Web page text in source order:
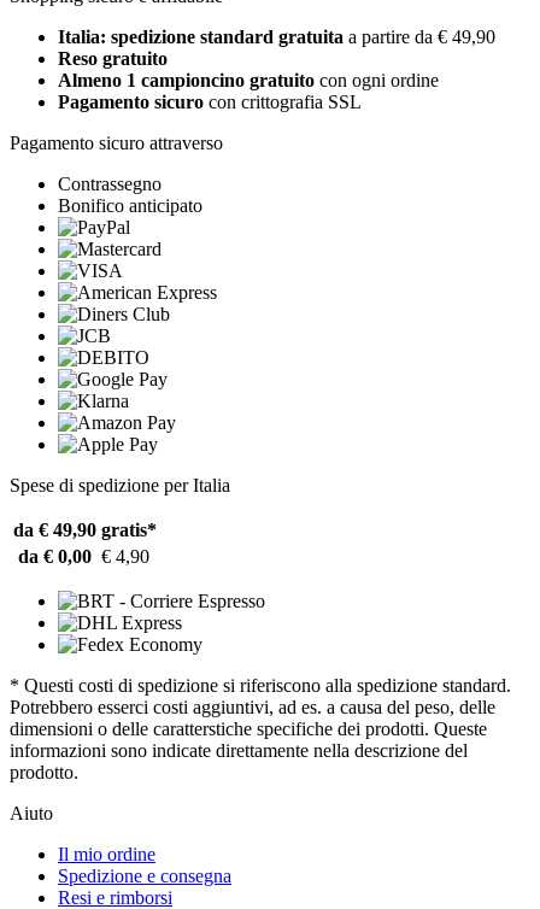
Italia: spedizione standard gratuita a partire da € 49,90
Reso gratuito
Almeno 1 campioncino gratuito con ogni ordine
Pagamento sicuro con crittografia SSL
Pagamento sicuro attraverso
Contrassegno
Bonifico anticipato
Spese di spedizione per Italia
da € 49,90 gratis*
da € 0,00 € 4,90
* Questi costi di spedizione si riferiscono alla spedizione standard.
Potrebbero esserci costi aggiuntivi, ad es. a causa del peso, delle
dimensioni o delle caratterstiche specifiche dei prodotti. Queste
informazioni sono indicate direttamente nella descrizione del
prodotto.
Aiuto
Il mio ordine
Spedizione e consegna
Resi e rimborsi